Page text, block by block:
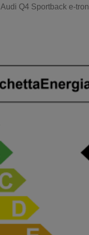
Audi Q4 Sportback e-tron